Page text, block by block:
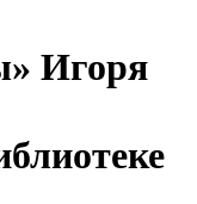
Игоря